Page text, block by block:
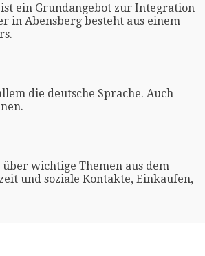
ein Grundangebot zur Integration
in Abensberg besteht aus einem
die deutsche Sprache. Auch
wichtige Themen aus dem
und soziale Kontakte, Einkaufen,